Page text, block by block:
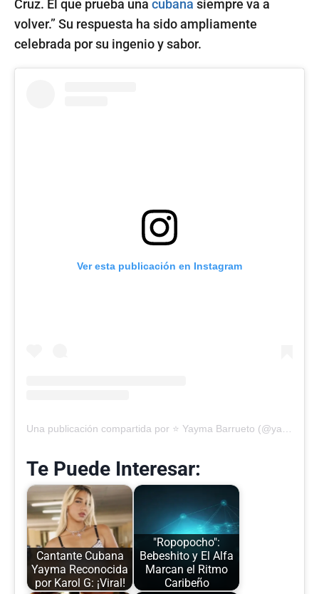
Cruz. El que prueba una cubana siempre va a
volver.” Su respuesta ha sido ampliamente
celebrada por su ingenio y sabor.
Ver esta publicación en Instagram
Te Puede Interesar:
Cantante Cubana
Yayma Reconocida
por Karol G: ¡Viral!
"Ropopocho":
Bebeshito y El Alfa
Marcan el Ritmo
Caribeño